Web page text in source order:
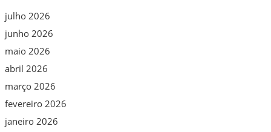
julho 2026
junho 2026
maio 2026
abril 2026
março 2026
fevereiro 2026
janeiro 2026